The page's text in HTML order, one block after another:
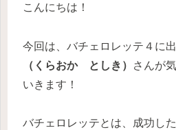
こんにちは！
今回は、バチェロレッテ４に
（くらおか としき）
さんが
いきます！
バチェロレッテとは、成功し